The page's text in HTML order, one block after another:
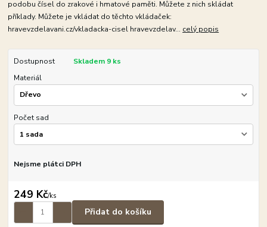
podobu čísel do zrakové i hmatové paměti. Můžete z nich skládat
příklady. Můžete je vkládat do těchto vkládaček:
hravevzdelavani.cz/vkladacka-cisel hravevzdelav... celý popis
Dostupnost
Skladem 9 ks
Materiál
Počet sad
Nejsme plátci DPH
249 Kč/ks
Přidat do košíku